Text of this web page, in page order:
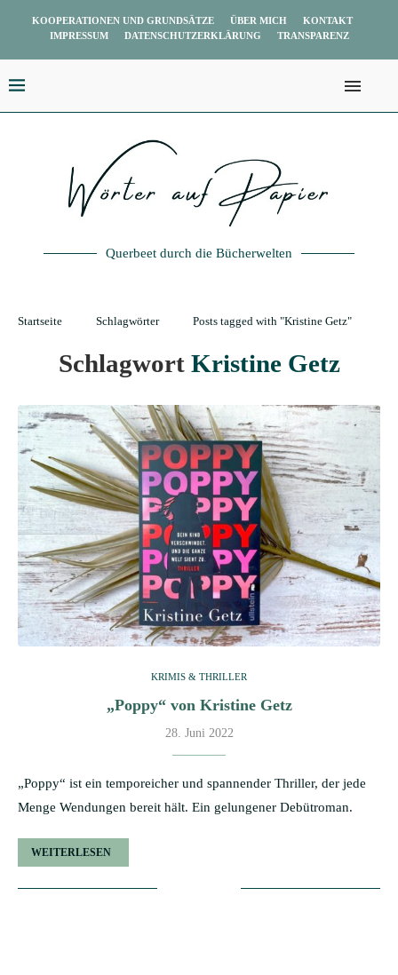
KOOPERATIONEN UND GRUNDSÄTZE ÜBER MICH
KONTAKT
IMPRESSUM
DATENSCHUTZERKLÄRUNG TRANSPARENZ
Querbeet durch die Bücherwelten
Startseite Schlagwörter Posts tagged with "Kristine Getz"
Schlagwort Kristine Getz
KRIMIS & THRILLER
„Poppy“ von Kristine Getz
28. Juni 2022
„Poppy“ ist ein temporeicher und spannender Thriller, der jede
Menge Wendungen bereit hält. Ein gelungener Debütroman.
WEITERLESEN